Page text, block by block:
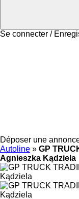
Se connecter /
Déposer une
Autoline » GP
Agnieszka Kądziela